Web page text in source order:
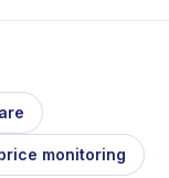
monitoring